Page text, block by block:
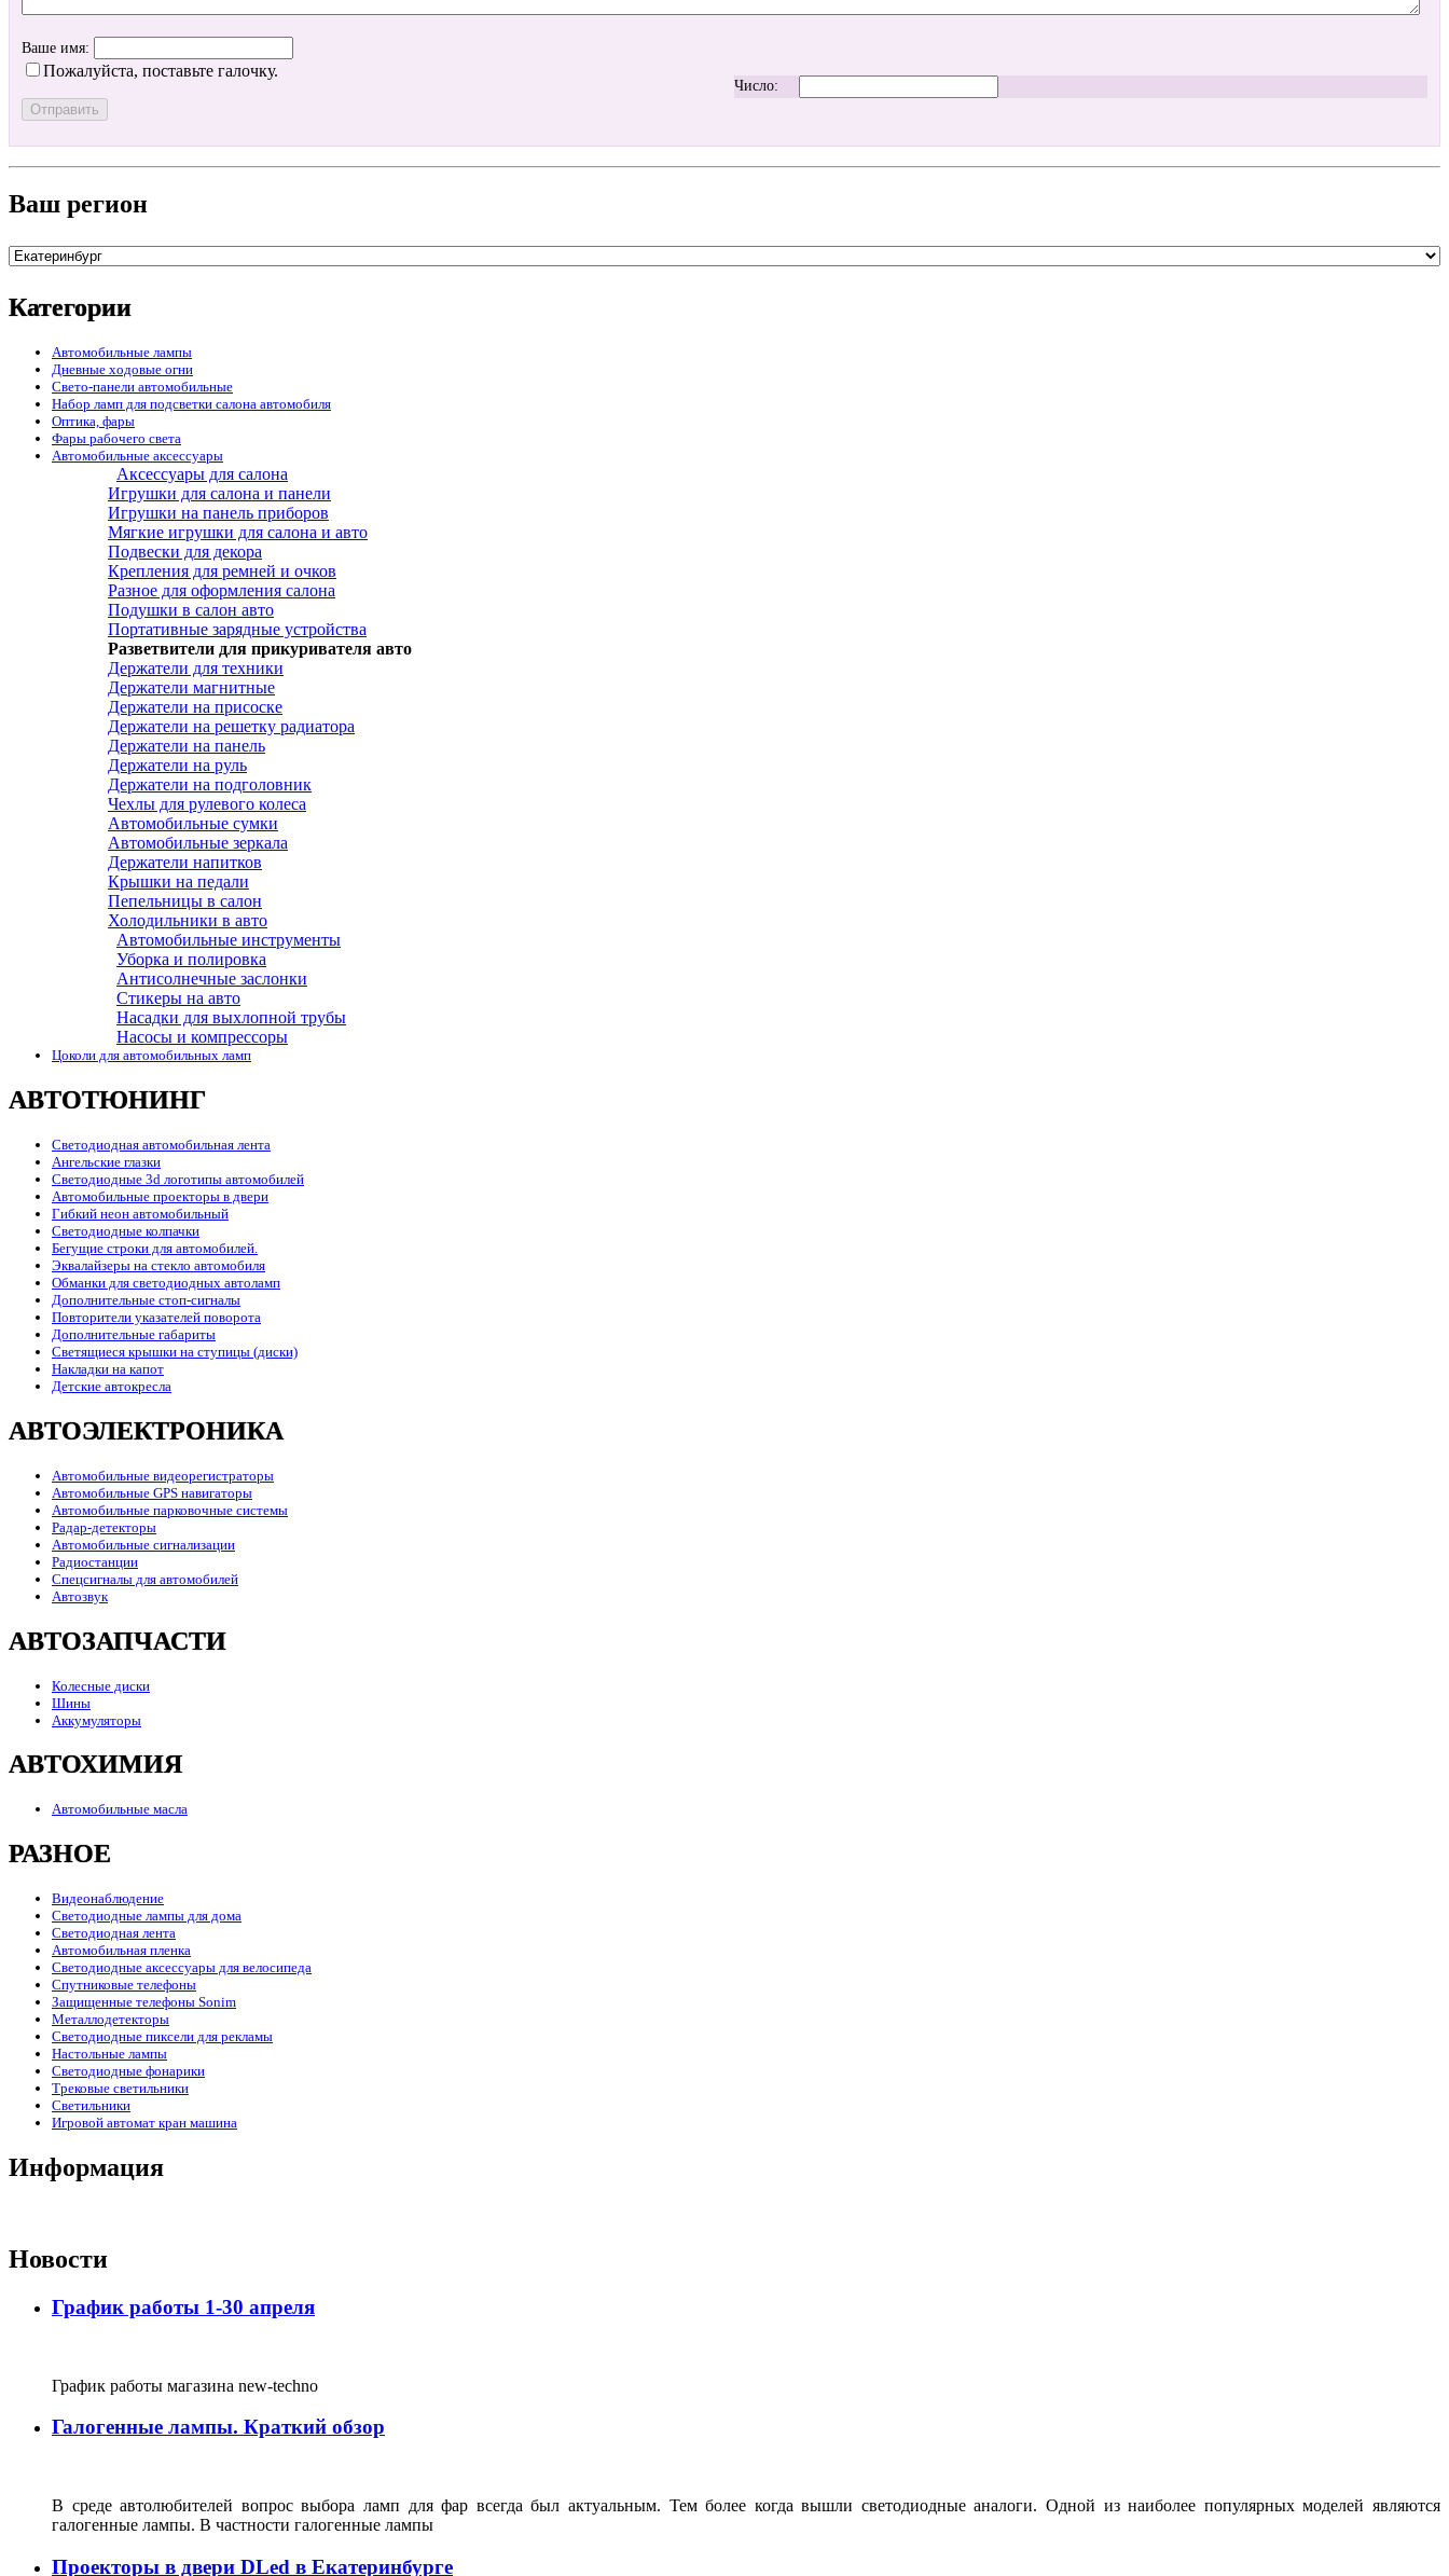
Ваше имя:
Пожалуйста, поставьте галочку.
Число:
Ваш регион
Категории
Автомобильные лампы
Дневные ходовые огни
Свето-панели автомобильные
Набор ламп для подсветки салона автомобиля
Оптика, фары
Фары рабочего света
Автомобильные аксессуары
Аксессуары для салона
Игрушки для салона и панели
Игрушки на панель приборов
Мягкие игрушки для салона и авто
Подвески для декора
Крепления для ремней и очков
Разное для оформления салона
Подушки в салон авто
Портативные зарядные устройства
Разветвители для прикуривателя авто
Держатели для техники
Держатели магнитные
Держатели на присоске
Держатели на решетку радиатора
Держатели на панель
Держатели на руль
Держатели на подголовник
Чехлы для рулевого колеса
Автомобильные сумки
Автомобильные зеркала
Держатели напитков
Крышки на педали
Пепельницы в салон
Холодильники в авто
Автомобильные инструменты
Уборка и полировка
Антисолнечные заслонки
Стикеры на авто
Насадки для выхлопной трубы
Насосы и компрессоры
Цоколи для автомобильных ламп
АВТОТЮНИНГ
Светодиодная автомобильная лента
Ангельские глазки
Светодиодные 3d логотипы автомобилей
Автомобильные проекторы в двери
Гибкий неон автомобильный
Светодиодные колпачки
Бегущие строки для автомобилей.
Эквалайзеры на стекло автомобиля
Обманки для светодиодных автоламп
Дополнительные стоп-сигналы
Повторители указателей поворота
Дополнительные габариты
Светящиеся крышки на ступицы (диски)
Накладки на капот
Детские автокресла
АВТОЭЛЕКТРОНИКА
Автомобильные видеорегистраторы
Автомобильные GPS навигаторы
Автомобильные парковочные системы
Радар-детекторы
Автомобильные сигнализации
Радиостанции
Спецсигналы для автомобилей
Автозвук
АВТОЗАПЧАСТИ
Колесные диски
Шины
Аккумуляторы
АВТОХИМИЯ
Автомобильные масла
РАЗНОЕ
Видеонаблюдение
Светодиодные лампы для дома
Светодиодная лента
Автомобильная пленка
Светодиодные аксессуары для велосипеда
Спутниковые телефоны
Защищенные телефоны Sonim
Металлодетекторы
Светодиодные пиксели для рекламы
Настольные лампы
Светодиодные фонарики
Трековые светильники
Светильники
Игровой автомат кран машина
Информация
Новости
График работы 1-30 апреля
График работы магазина new-techno
Галогенные лампы. Краткий обзор
В среде автолюбителей вопрос выбора ламп для фар всегда был актуальным. Тем более когда вышли светодиодные аналоги. Одной из наиболее популярных моделей являются
галогенные лампы. В частности галогенные лампы
Проекторы в двери DLed в Екатеринбурге